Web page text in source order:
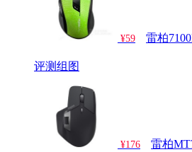
¥59 雷柏
评测组图
¥176 雷柏